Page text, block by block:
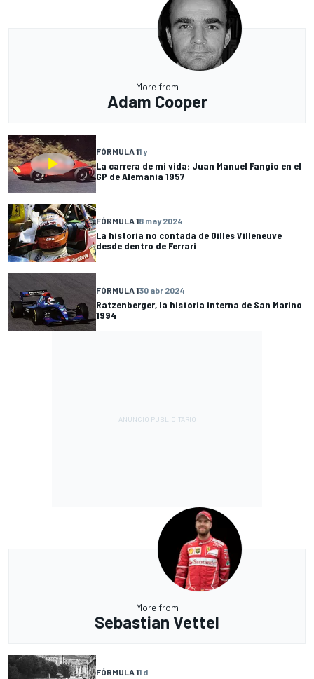
More from
Adam Cooper
FÓRMULA 11 y
La carrera de mi vida: Juan Manuel Fangio en el
GP de Alemania 1957
FÓRMULA 18 may 2024
La historia no contada de Gilles Villeneuve
desde dentro de Ferrari
FÓRMULA 130 abr 2024
Ratzenberger, la historia interna de San Marino
1994
More from
Sebastian Vettel
FÓRMULA 11 d